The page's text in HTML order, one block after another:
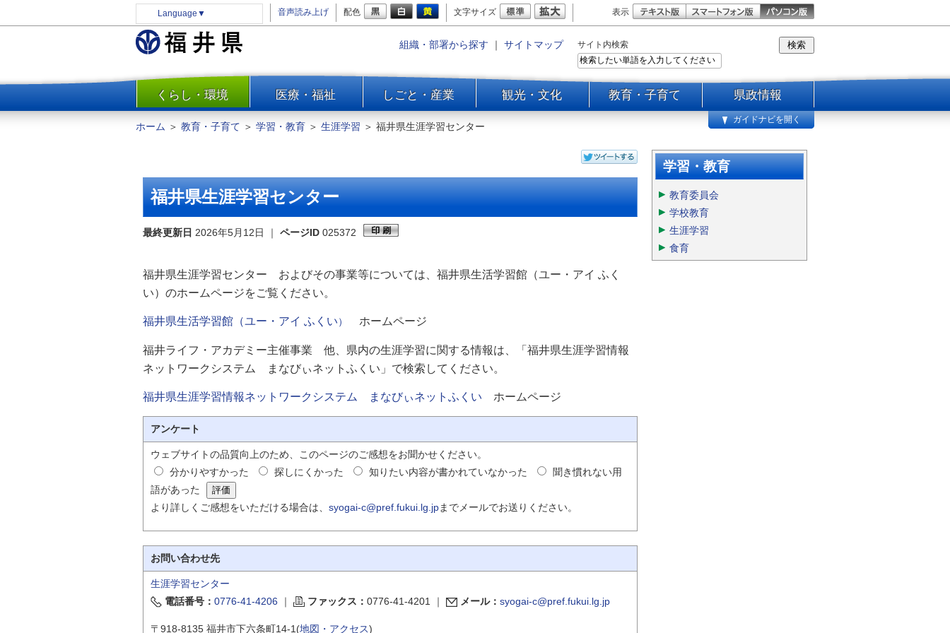
Language ▼ 音声読み上げ 配色 文字サイズ 表示
組織・部署から探す ｜ サイトマップ サイト内検索
一覧
くらし・環境 医療・福祉 しごと・産業 観光・文化 教育・子育て 県政情報
防災
水道・エネルギー
住まい・土地
環境問題・廃棄物対策・リサ
イクル
自然
ホーム ＞ 教育・子育て ＞ 学習・教育 ＞ 生涯学習 ＞ 福井県生涯学習センター
ガイドナビを開く
福井県生涯学習センター
最終更新日 2026年5月12日 ｜ ページID 025372
福井県生涯学習センター およびその事業等については、福井県生活学習館（ユー・アイ ふく
い）のホームページをご覧ください。
福井県生活学習館（ユー・アイ ふくい） ホームページ
福井ライフ・アカデミー主催事業 他、県内の生涯学習に関する情報は、「福井県生涯学習情報
ネットワークシステム まなびぃネットふくい」で検索してください。
福井県生涯学習情報ネットワークシステム まなびぃネットふくい ホームページ
アンケート
ウェブサイトの品質向上のため、このページのご感想をお聞かせください。
分かりやすかった
探しにくかった 知りたい内容が書かれていなかった
聞き慣れない用
語があった
より詳しくご感想をいただける場合は、 syogai-c@pref.fukui.lg.jpまでメールでお送りください。
お問い合わせ先
生涯学習センター
電話番号： 0776-41-4206 ｜ ファックス： 0776-41-4201 ｜ メール： syogai-c@pref.fukui.lg.jp
〒918-8135 福井市下六条町14-1(地図・アクセス)
学習・教育
教育委員会
学校教育
生涯学習
食育